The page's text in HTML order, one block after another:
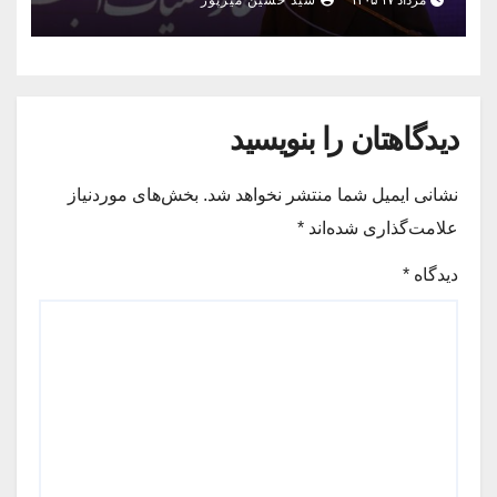
رسید
دیدگاهتان را بنویسید
نشانی ایمیل شما منتشر نخواهد شد. بخش‌های موردنیاز
علامت‌گذاری شده‌اند *
دیدگاه *